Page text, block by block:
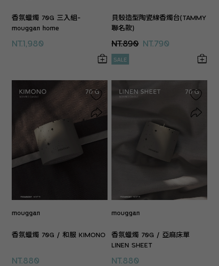
香氛蠟燭 70G 三入組-
mouggan home
NT.1,980
貝殼造型陶瓷線香燭台(TAMMY
聯名款)
NT.890 NT.790
SALE
mouggan
香氛蠟燭 70G / 和服 KIMONO
NT.880
mouggan
香氛蠟燭 70G / 亞麻床單
LINEN SHEET
NT.880